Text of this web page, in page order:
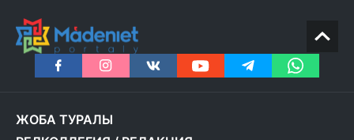
ЖОБА ТУРАЛЫ